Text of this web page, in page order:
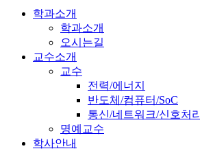
학과소개
학과소개
오시는길
교수소개
교수
전력/에너지
반도체/컴퓨터/SoC
통신/네트워크/신호처리
명예교수
학사안내